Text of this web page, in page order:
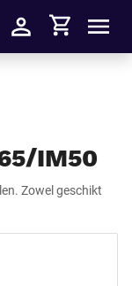
Inloggen
Winkelmandje
IM50
Zowel geschikt